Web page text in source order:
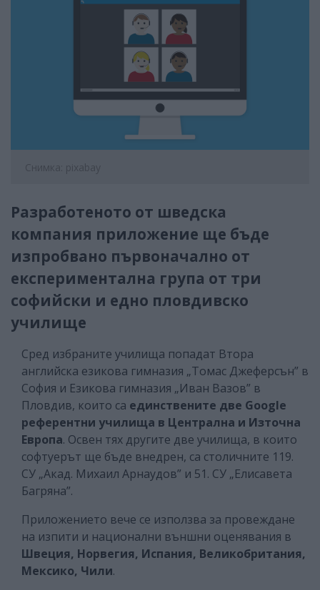
Снимка: pixabay
Разработеното от шведска
компания приложение ще бъде
изпробвано първоначално от
експериментална група от три
софийски и едно пловдивско
училище
Сред избраните училища попадат Втора
английска езикова гимназия „Томас Джеферсън” в
София и Езикова гимназия „Иван Вазов” в
Пловдив, които са единствените две Google
референтни училища в Централна и Източна
Европа. Освен тях другите две училища, в които
софтуерът ще бъде внедрен, са столичните 119.
СУ „Акад. Михаил Арнаудов” и 51. СУ „Елисавета
Багряна”.
Приложението вече се използва за провеждане
на изпити и национални външни оценявания в
Швеция, Норвегия, Испания, Великобритания,
Мексико, Чили.